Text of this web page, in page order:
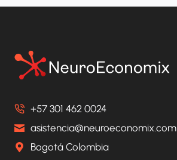
página
+57 301 462 0024
asistencia@neuroeconomix.com
Bogotá Colombia